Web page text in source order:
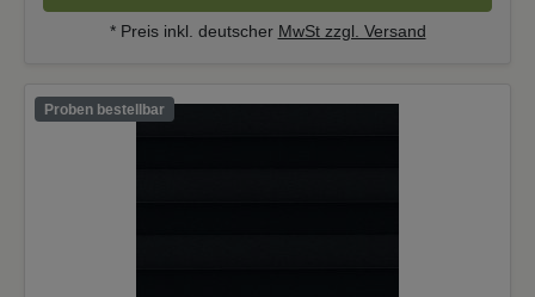
* Preis inkl. deutscher MwSt zzgl. Versand
Proben bestellbar